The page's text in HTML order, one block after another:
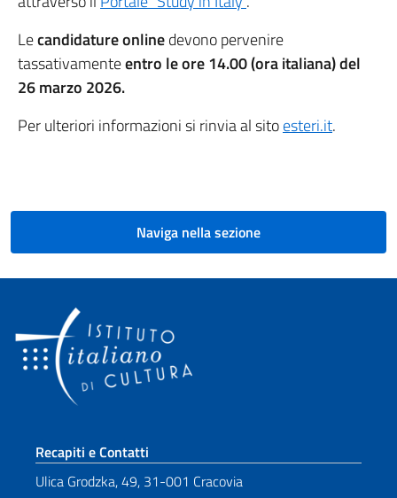
Lecandidature onlinedevono pervenire
tassativamenteentro le ore 14.00 (ora italiana) del
26 marzo 2026.
Per ulteriori informazioni si rinvia al sitoesteri.it.
Naviga nella sezione
Sezione footer
Recapiti e Contatti
Ulica Grodzka, 49, 31-001 Cracovia